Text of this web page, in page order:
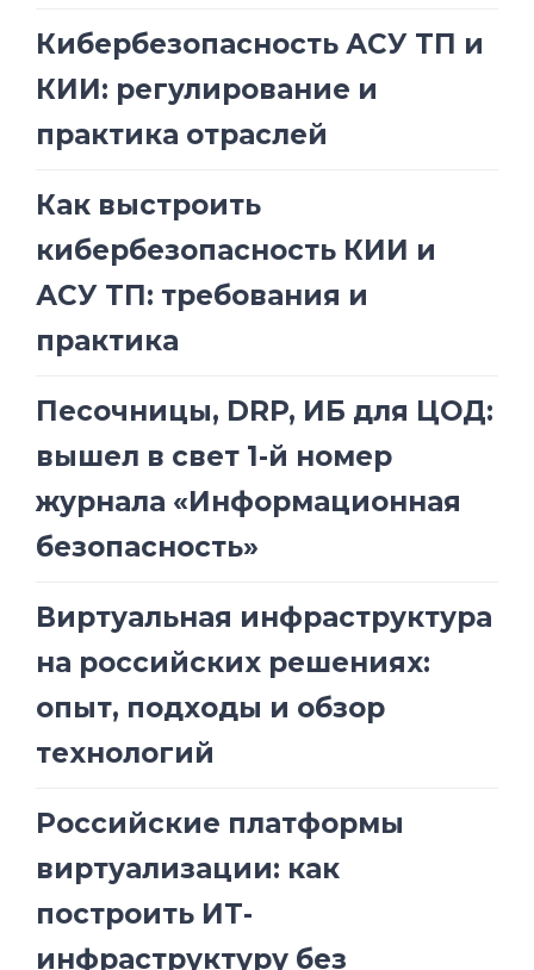
Кибербезопасность АСУ ТП и
КИИ: регулирование и
практика отраслей
Как выстроить
кибербезопасность КИИ и
АСУ ТП: требования и
практика
Песочницы, DRP, ИБ для ЦОД:
вышел в свет 1-й номер
журнала «Информационная
безопасность»
Виртуальная инфраструктура
на российских решениях:
опыт, подходы и обзор
технологий
Российские платформы
виртуализации: как
построить ИТ-
инфраструктуру без